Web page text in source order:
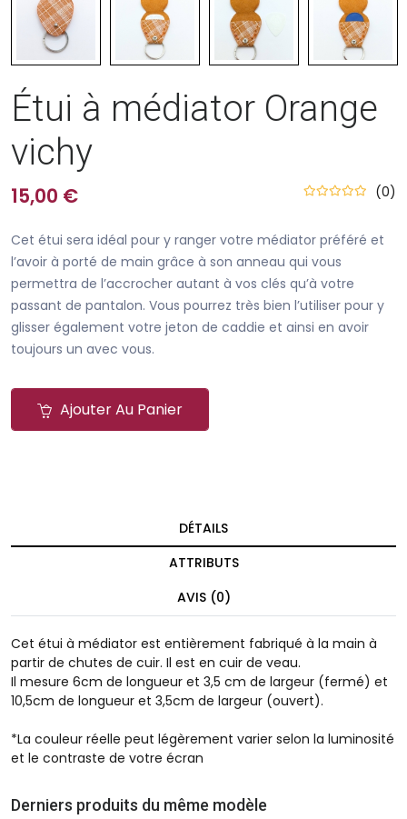
Étui à médiator Orange
vichy
15,00 € (0)
Cet étui sera idéal pour y ranger votre médiator préféré et
l’avoir à porté de main grâce à son anneau qui vous
permettra de l’accrocher autant à vos clés qu’à votre
passant de pantalon. Vous pourrez très bien l’utiliser pour y
glisser également votre jeton de caddie et ainsi en avoir
toujours un avec vous.
Ajouter Au Panier
DÉTAILS
ATTRIBUTS
AVIS (0)
Cet étui à médiator est entièrement fabriqué à la main à
partir de chutes de cuir. Il est en cuir de veau.
Il mesure 6cm de longueur et 3,5 cm de largeur (fermé) et
10,5cm de longueur et 3,5cm de largeur (ouvert).
*La couleur réelle peut légèrement varier selon la luminosité
et le contraste de votre écran
Derniers produits du même modèle